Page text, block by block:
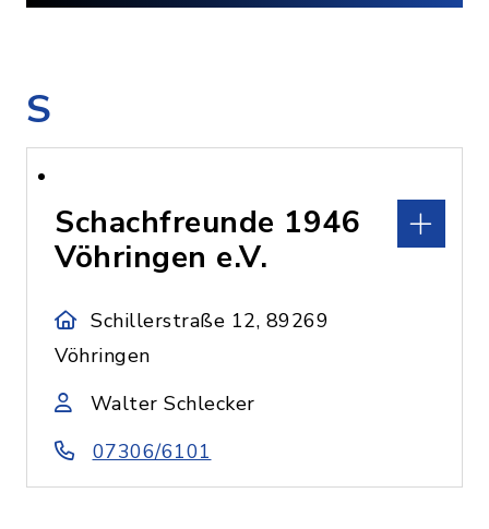
S
Schachfreunde 1946
Vöhringen e.V.
Schillerstraße 12, 89269
Vöhringen
Walter Schlecker
07306/6101